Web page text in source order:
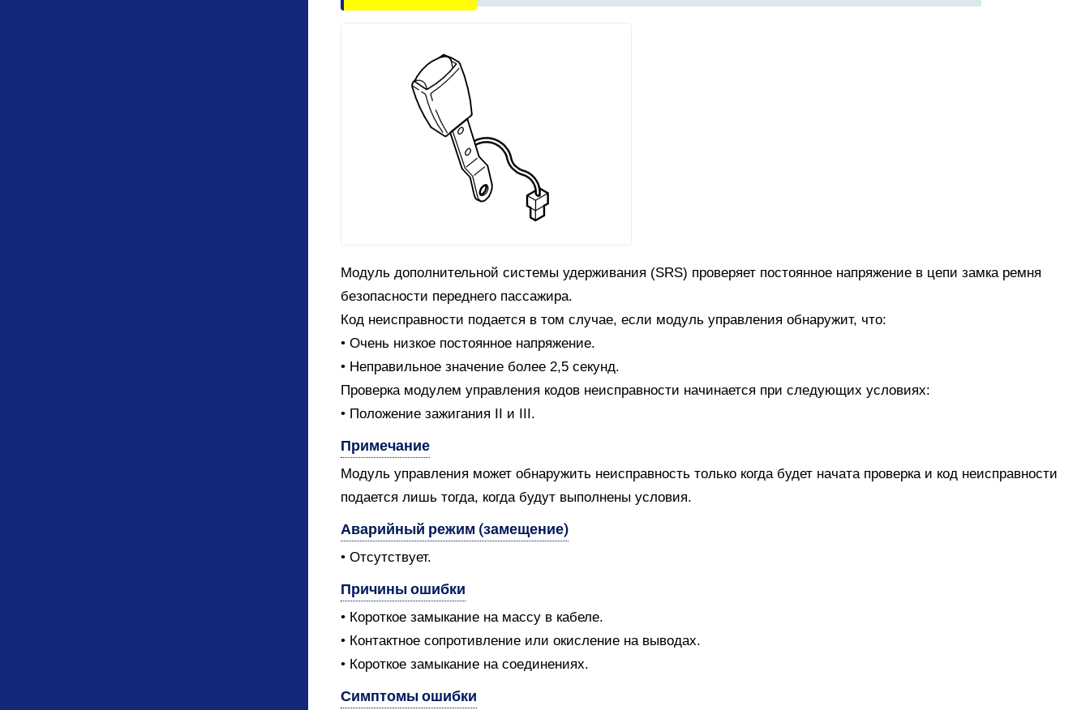
Модуль дополнительной системы удерживания (SRS) проверяет постоянное напряжение в цепи замка ремня
безопасности переднего пассажира.
Код неисправности подается в том случае, если модуль управления обнаружит, что:
• Очень низкое постоянное напряжение.
• Неправильное значение более 2,5 секунд.
Проверка модулем управления кодов неисправности начинается при следующих условиях:
• Положение зажигания II и III.
Примечание
Модуль управления может обнаружить неисправность только когда будет начата проверка и код неисправности
подается лишь тогда, когда будут выполнены условия.
Аварийный режим (замещение)
• Отсутствует.
Причины ошибки
• Короткое замыкание на массу в кабеле.
• Контактное сопротивление или окисление на выводах.
• Короткое замыкание на соединениях.
Симптомы ошибки